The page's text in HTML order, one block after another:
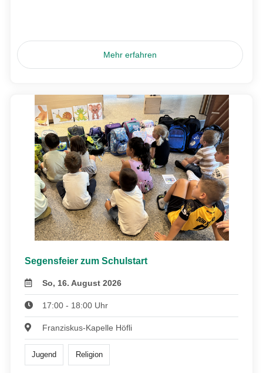
Mehr erfahren
Segensfeier zum Schulstart
So, 16. August 2026
17:00 - 18:00 Uhr
Franziskus-Kapelle Höfli
Jugend Religion